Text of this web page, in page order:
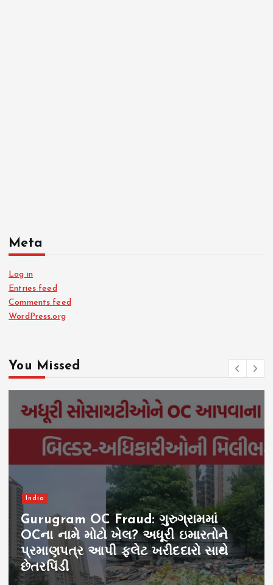
Meta
Log in
Entries feed
Comments feed
WordPress.org
You Missed
India
Gurugram OC Fraud: ગુરુગ્રામમાં
OCના નામે મોટો ખેલ? અધૂરી ઇમારતોને
પ્રમાણપત્ર આપી ફ્લેટ ખરીદદારો સાથે
છેતરપિંડી